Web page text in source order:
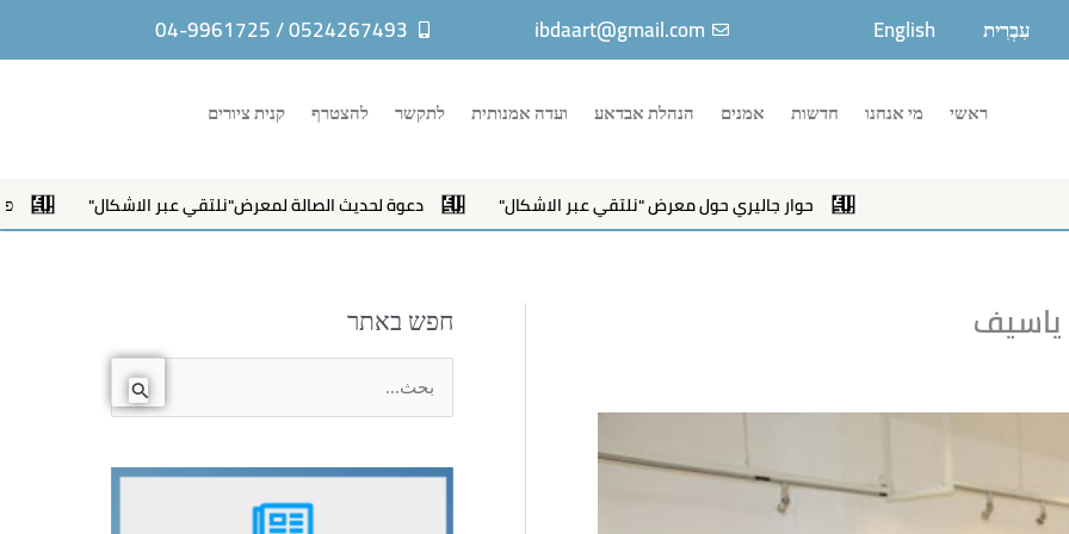
עִבְרִית English
ibdaart@gmail.com
0524267493 / 04-9961725
ראשי מי אנחנו חדשות אמנים הנהלת אבדאע ועדה אמנותית לתקשר להצטרף קנית ציורים
حوار جاليري حول معرض "نلتقي عبر الاشكال" دعوة لحديث الصالة لمعرض"نلتقي عبر الاشكال" פתיחת
ياسيف חפש באתר
ب